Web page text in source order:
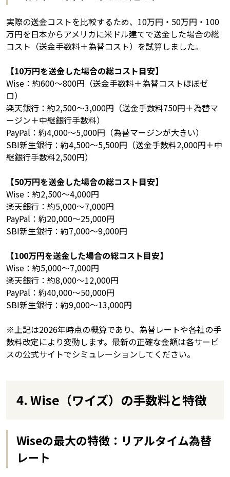
実際の送金コストを比較するため、10万円・50万円・100
万円を日本からアメリカに米ドル建てで送金した場合の総
コスト（送金手数料＋為替コスト）を試算しました。
【10万円を送金した場合の総コスト目安】
Wise：約600〜800円（送金手数料＋為替コストほぼゼ
ロ）
楽天銀行：約2,500〜3,000円（送金手数料750円＋為替マ
ージン＋中継銀行手数料）
PayPal：約4,000〜5,000円（為替マージンが大きい）
SBI新生銀行：約4,500〜5,500円（送金手数料2,000円＋中
継銀行手数料2,500円）
【50万円を送金した場合の総コスト目安】
Wise：約2,500〜4,000円
楽天銀行：約5,000〜7,000円
PayPal：約20,000〜25,000円
SBI新生銀行：約7,000〜9,000円
【100万円を送金した場合の総コスト目安】
Wise：約5,000〜7,000円
楽天銀行：約8,000〜12,000円
PayPal：約40,000〜50,000円
SBI新生銀行：約9,000〜13,000円
※上記は2026年時点の概算であり、為替レートや各社の手
数料改定により変動します。最新の正確な金額は各サービ
スの公式サイトでシミュレーションしてください。
4. Wise（ワイズ）の手数料と特徴
Wiseの最大の特徴：リアルタイム為替
レート